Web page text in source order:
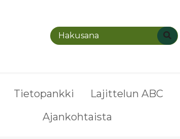
Tietopankki Lajittelun ABC
Ajankohtaista